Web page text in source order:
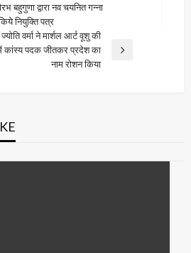
बहुगुणा द्वारा नव चयनित गन्ना
नियुक्ति पत्र
वर्मा ने मार्शल आर्ट वूशु की
में कांस्य पदक जीतकर प्रदेश का
नाम रोशन किया